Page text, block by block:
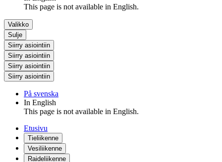
This page is not available in English.
Valikko
Sulje
Siirry asiointiin
Siirry asiointiin
Siirry asiointiin
Siirry asiointiin
På svenska
In English
This page is not available in English.
Etusivu
Tieliikenne
Vesiliikenne
Raideliikenne